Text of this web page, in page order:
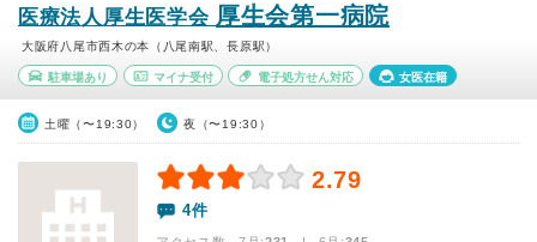
医療法人厚生医学会 厚生会第一病院
大阪府八尾市西木の本（八尾南駅、長原駅）
駐車場あり マイナ受付 電子処方せん対応 女医在籍
土曜（〜19:30） 夜（〜19:30）
2.79
4件